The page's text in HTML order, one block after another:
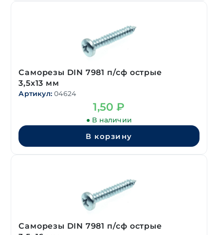
Саморезы DIN 7981 п/сф острые
3,5х13 мм
Артикул: 04624
1,50₽
● В наличии
В корзину
Саморезы DIN 7981 п/сф острые